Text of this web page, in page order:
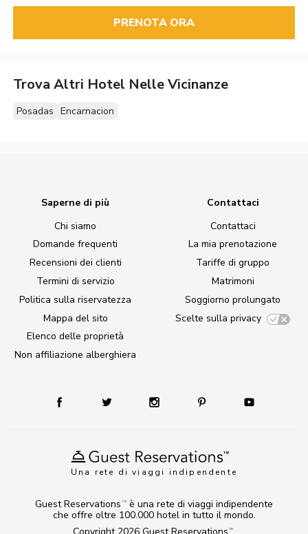
PRENOTA ORA
Trova Altri Hotel Nelle Vicinanze
Posadas Encarnacion
Una rete di viaggi indipendente
Saperne di più
Chi siamo
Domande frequenti
Recensioni dei clienti
Termini di servizio
Politica sulla riservatezza
Mappa del sito
Elenco delle proprietà
Non affiliazione alberghiera
Contattaci
Contattaci
La mia prenotazione
Tariffe di gruppo
Matrimoni
Soggiorno prolungato
Scelte sulla privacy
TM
Guest Reservations TM
è una rete di viaggi indipendente
che offre oltre 100.000 hotel in tutto il mondo.